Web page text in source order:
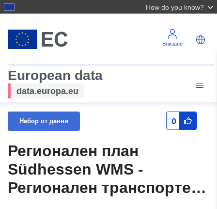
How do you know?
Влизане
European data
data.europa.eu
Набор от данни 0
Регионален план
Südhessen WMS -
Регионален транспортен